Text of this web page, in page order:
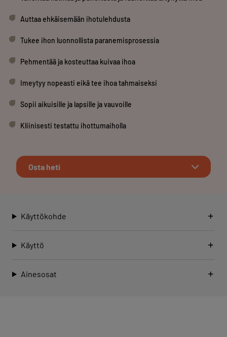
Auttaa ehkäisemään ihotulehdusta
Tukee ihon luonnollista paranemisprosessia
Pehmentää ja kosteuttaa kuivaa ihoa
Imeytyy nopeasti eikä tee ihoa tahmaiseksi
Sopii aikuisille ja lapsille ja vauvoille
Kliinisesti testattu ihottumaiholla
Osta heti
Käyttökohde
Käyttö
Ainesosat